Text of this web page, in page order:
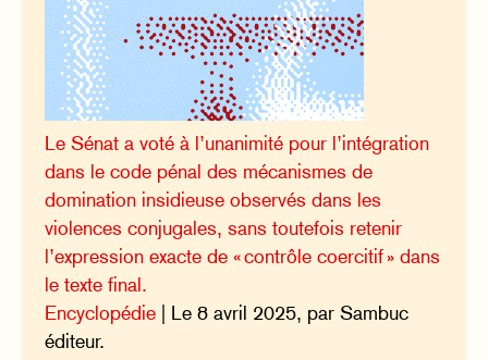
Le Sénat a voté à l’unanimité pour l’intégration
dans le code pénal des mécanismes de
domination insidieuse observés dans les
violences conjugales, sans toutefois retenir
l’expression exacte de « contrôle coercitif » dans
le texte final.
Encyclopédie | Le 8 avril 2025, par Sambuc
éditeur.